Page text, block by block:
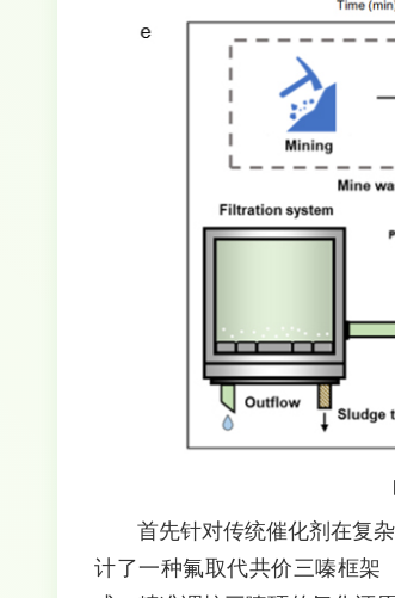
首先针对传统催化剂在复
计了一种氟取代共价三嗪框架